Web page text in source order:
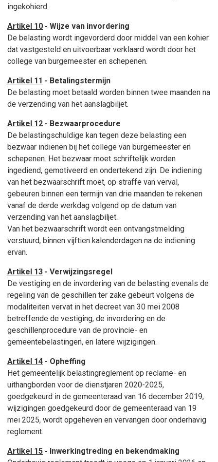
ingekohierd.
Artikel 10 - Wijze van invordering
De belasting wordt ingevorderd door middel van een kohier
dat vastgesteld en uitvoerbaar verklaard wordt door het
college van burgemeester en schepenen.
Artikel 11 - Betalingstermijn
De belasting moet betaald worden binnen twee maanden na
de verzending van het aanslagbiljet.
Artikel 12 - Bezwaarprocedure
De belastingschuldige kan tegen deze belasting een
bezwaar indienen bij het college van burgemeester en
schepenen. Het bezwaar moet schriftelijk worden
ingediend, gemotiveerd en ondertekend zijn. De indiening
van het bezwaarschrift moet, op straffe van verval,
gebeuren binnen een termijn van drie maanden te rekenen
vanaf de derde werkdag volgend op de datum van
verzending van het aanslagbiljet.
Van het bezwaarschrift wordt een ontvangstmelding
verstuurd, binnen vijftien kalenderdagen na de indiening
ervan.
Artikel 13 - Verwijzingsregel
De vestiging en de invordering van de belasting evenals de
regeling van de geschillen ter zake gebeurt volgens de
modaliteiten vervat in het decreet van 30 mei 2008
betreffende de vestiging, de invordering en de
geschillenprocedure van de provincie- en
gemeentebelastingen, en latere wijzigingen.
Artikel 14 - Opheffing
Het gemeentelijk belastingreglement op reclame- en
uithangborden voor de dienstjaren 2020-2025,
goedgekeurd in de gemeenteraad van 16 december 2019,
wijzigingen goedgekeurd door de gemeenteraad van 19
mei 2025, wordt opgeheven en vervangen door onderhavig
reglement.
Artikel 15 - Inwerkingtreding en bekendmaking